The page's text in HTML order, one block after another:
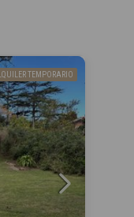
TEMPORARIO